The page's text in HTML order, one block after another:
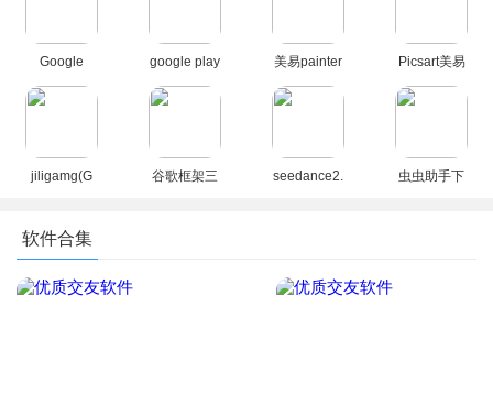
Google
Play 谷歌商
店paypal下
google play
商店应用
app最新版
美易painter
软件下载官
方正版
Picsart美易
正版下载免
费版中文版
jiligamg(G
版2025
谷歌框架三
seedance2.
虫虫助手下
软件合集